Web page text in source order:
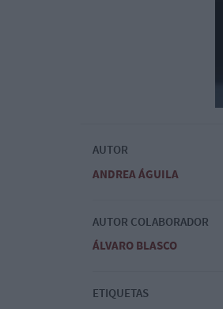
AUTOR
ANDREA ÁGUILA
AUTOR COLABORADOR
ÁLVARO BLASCO
ETIQUETAS